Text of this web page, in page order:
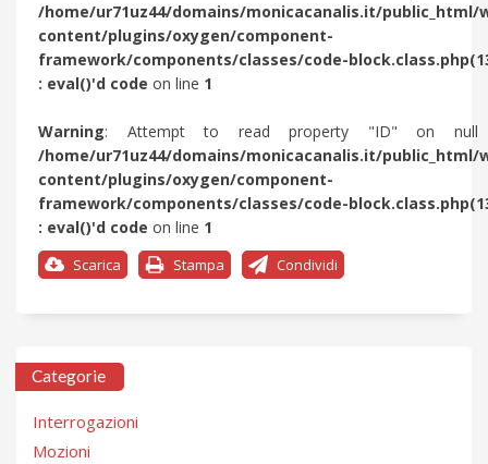
/home/ur71uz44/domains/monicacanalis.it/public_html/
content/plugins/oxygen/component-
framework/components/classes/code-
: eval()'d code on line 1
Warning: Attempt to read property "ID" on
/home/ur71uz44/domains/monicacanalis.it/public_html/
content/plugins/oxygen/component-
framework/components/classes/code-
: eval()'d code on line 1
Scarica Stampa Condividi
Categorie
Interrogazioni
Mozioni